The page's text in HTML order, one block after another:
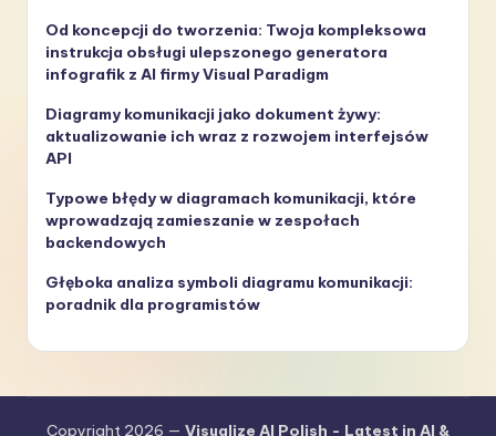
Od koncepcji do tworzenia: Twoja kompleksowa
instrukcja obsługi ulepszonego generatora
infografik z AI firmy Visual Paradigm
Diagramy komunikacji jako dokument żywy:
aktualizowanie ich wraz z rozwojem interfejsów
API
Typowe błędy w diagramach komunikacji, które
wprowadzają zamieszanie w zespołach
backendowych
Głęboka analiza symboli diagramu komunikacji:
poradnik dla programistów
Copyright 2026 — Visualize AI Polish - Latest in AI &